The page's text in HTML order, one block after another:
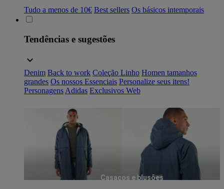
Tudo a menos de 10€ Best sellers Os básicos intemporais
Tendências e sugestões
Denim Back to work Coleção Linho Homen tamanhos
grandes Os nossos Essenciais Personalize seus itens!
Personagens Adidas Exclusivos Web
Casacos e blusões